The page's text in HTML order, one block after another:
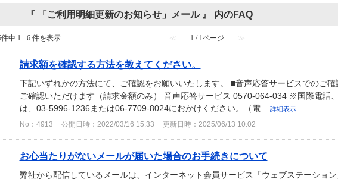
『 「ご利用明細更新のお知らせ」メール 』 内のFAQ
件中 1 - 6 件を表示 ≪ 1 / 1ページ ≫
請求額を確認する方法を教えてください。
下記いずれかの方法にて、ご確認をお願いいたします。 ■音声応答サービスでのご
ご確認いただけます（請求金額のみ） 音声応答サービス 0570-064-034 ※国際電話
は、03-5996-1236または06-7709-8024におかけください。（電...
詳細表示
No：4913 公開日時：2022/03/16 15:33 更新日時：2025/06/13 10:02
お心当たりがないメールが届いた場合のお手続きについて
弊社から配信しているメールは、インターネット会員サービス「ウェブステーショ